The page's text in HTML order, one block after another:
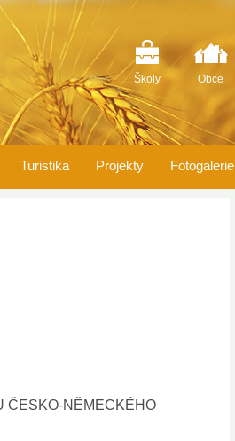
Školy Obce
Turistika Projekty Fotogalerie
ČESKO-NĚMECKÉHO